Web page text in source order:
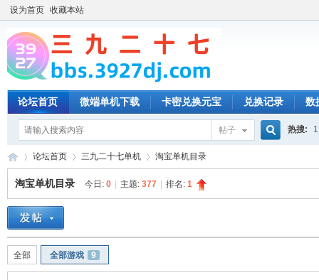
设为首页 收藏本站
论坛首页 微端单机下载 卡密兑换元宝 兑换记录 数
帖子 热搜:
»
论坛首页 三九二十七单机 淘宝单机目录
淘宝单机目录 今日: 0 主题: 377 排名: 1
全部 全部游戏 9